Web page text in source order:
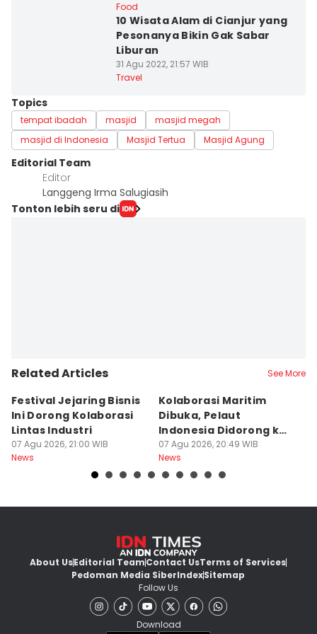
Food
10 Wisata Alam di Cianjur yang
Pesonanya Bikin Gak Sabar
Liburan
31 Agu 2022, 21:57 WIB
Travel
Topics
tempat ibadah masjid
masjid megah
masjid di Indonesia
Masjid Tertua Masjid Agung
Editorial Team
Editor
Langgeng Irma Salugiasih
Tonton lebih seru di
Related Articles See More
Festival Jejaring Bisnis
Ini Dorong Kolaborasi
Lintas Industri
07 Agu 2026, 21:00 WIB
News
Kolaborasi Maritim
Dibuka, Pelaut
Indonesia Didorong ke
Pasar Global
07 Agu 2026, 20:49 WIB
News
About UsEditorial TeamContact UsTerms of Services
Pedoman Media SiberIndexSitemap
Follow Us
Download